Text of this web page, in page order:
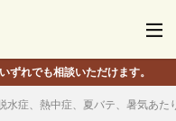
いただけます。
水症、熱中症、夏バテ、暑気あた